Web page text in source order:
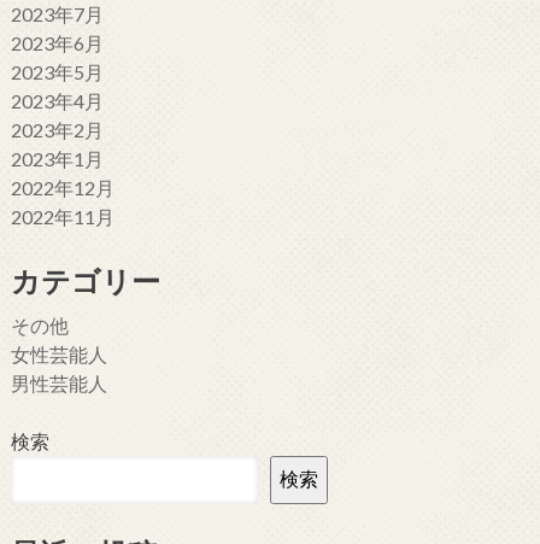
2023年7月
2023年6月
2023年5月
2023年4月
2023年2月
2023年1月
2022年12月
2022年11月
カテゴリー
その他
女性芸能人
男性芸能人
検索
検索